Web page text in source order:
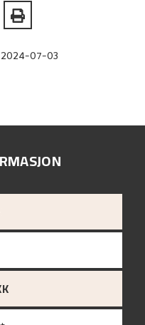
2024-07-03